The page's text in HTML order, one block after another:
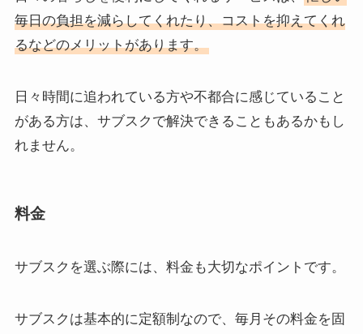
毎日の負担を減らしてくれたり、コストを抑えてくれ
るなどのメリットがあります。
日々時間に追われている方や不都合に感じていること
がある方は、サブスクで解決できることもあるかもし
れません。
料金
サブスクを選ぶ際には、料金も大切なポイントです。
サブスクは基本的に定額制なので、毎月その料金を固